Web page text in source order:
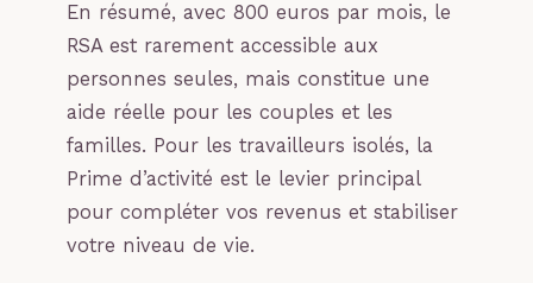
En résumé, avec 800 euros par mois, le
RSA est rarement accessible aux
personnes seules, mais constitue une
aide réelle pour les couples et les
familles. Pour les travailleurs isolés, la
Prime d’activité est le levier principal
pour compléter vos revenus et stabiliser
votre niveau de vie.